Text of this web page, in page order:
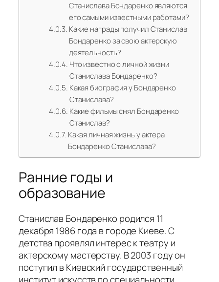
Станислава Бондаренко являются
его самыми известными работами?
Какие награды получил Станислав
Бондаренко за свою актерскую
деятельность?
Что известно о личной жизни
Станислава Бондаренко?
Какая биография у Бондаренко
Станислава?
Какие фильмы снял Бондаренко
Станислав?
Какая личная жизнь у актера
Бондаренко Станислава?
Ранние годы и
образование
Станислав Бондаренко родился 11
декабря 1986 года в городе Киеве. С
детства проявлял интерес к театру и
актерскому мастерству. В 2003 году он
поступил в Киевский государственный
институт искусств по специальности